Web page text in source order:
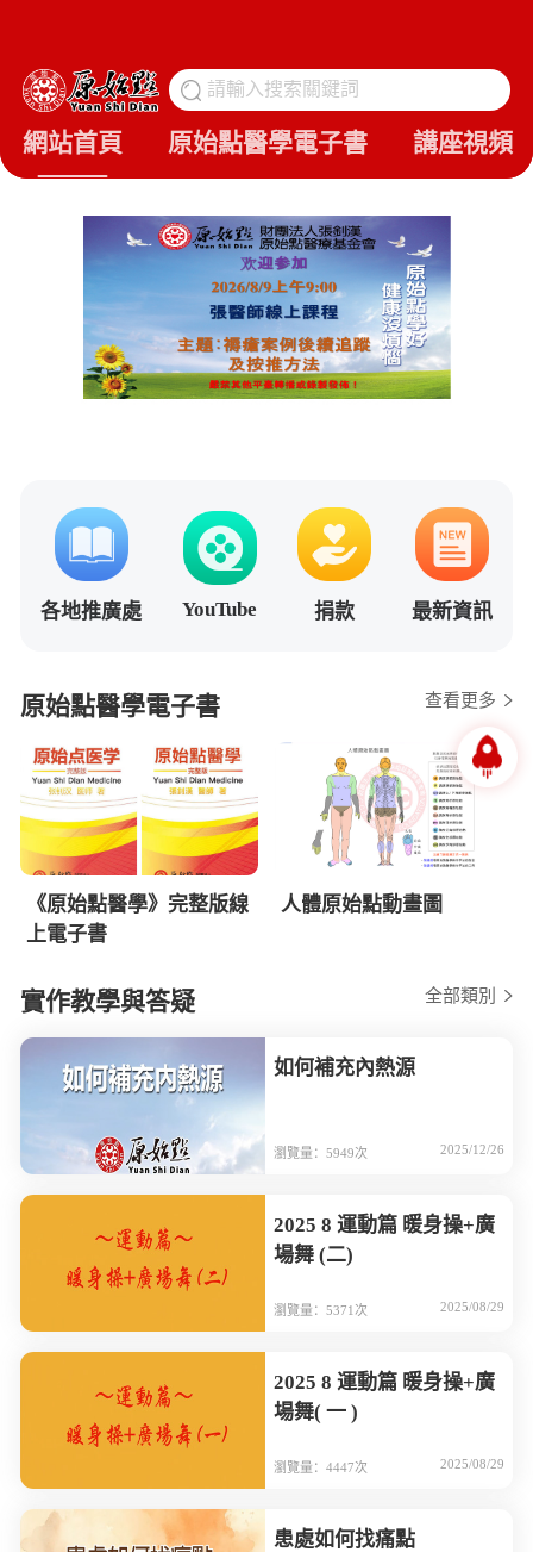
請輸入搜索關鍵詞
網站首頁 原始點醫學電子書 講座視頻
各地推廣處 YouTube 捐款 最新資訊
原始點醫學電子書 查看更多
《原始點醫學》完整版線
上電子書
人體原始點動畫圖
實作教學與答疑 全部類別
如何補充內熱源
瀏覽量：5949次 2025/12/26
2025 8 運動篇 暖身操+廣
場舞 (二)
瀏覽量：5371次 2025/08/29
2025 8 運動篇 暖身操+廣
場舞( 一 )
瀏覽量：4447次 2025/08/29
患處如何找痛點